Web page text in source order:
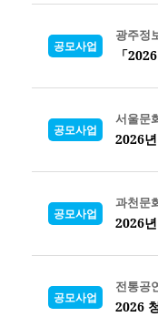
공모사업
광주정
「
공모사업
서울문
2026
공모사업
과천문
2026
공모사업
전통공
2026